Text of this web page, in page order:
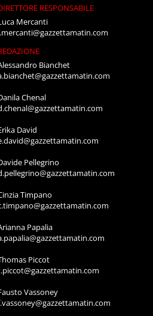
RESPONSABILE
Mercanti
Bianchet
Chenal
David
Pellegrino
Timpano
Papalia
Piccot
Vassoney